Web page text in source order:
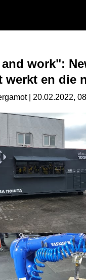
work":
werkt en die
| 20.02.2022,